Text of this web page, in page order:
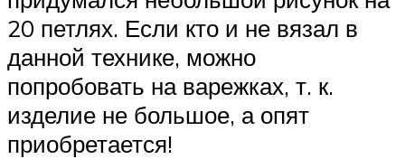
20 петлях. Если кто и не вязал в
данной технике, можно
попробовать на варежках, т. к.
изделие не большое, а опят
приобретается!